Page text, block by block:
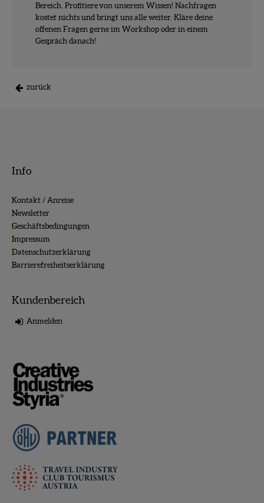
Bereich. Profitiere von unserem Wissen! Nachfragen
kostet nichts und bringt uns alle weiter. Kläre deine
offenen Fragen gerne im Workshop oder in einem
Gespräch danach!
zurück
Info
Kontakt / Anreise
Newsletter
Geschäftsbedingungen
Impressum
Datenschutzerklärung
Barrierefreiheitserklärung
Kundenbereich
Anmelden